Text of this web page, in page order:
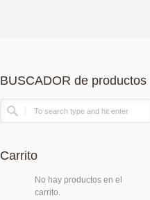
BUSCADOR de productos
Carrito
No hay productos en el
carrito.